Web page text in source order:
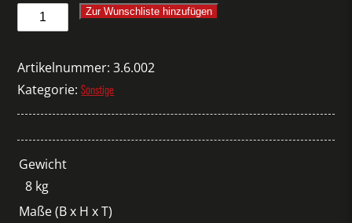
Metaplanwand
Filz
Zur Wunschliste hinzufügen
Artikelnummer:3.6.002
Kategorie:Sonstige
Gewicht
8 kg
Maße (B x H x T)